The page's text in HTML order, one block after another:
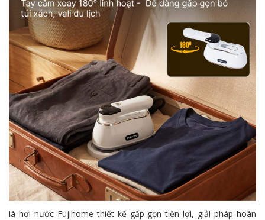
là hơi nước Fujihome thiết kế gấp gọn tiện lợi, giải pháp hoàn